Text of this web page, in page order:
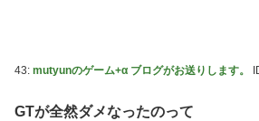
43: mutyunのゲーム+α ブログがお送りします。
GTが全然ダメなったのって